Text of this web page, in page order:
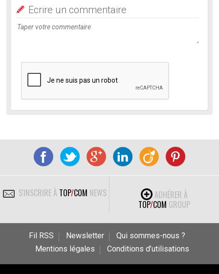
Ecrire un commentaire
S'INSCRIRE À TOP/COM NEWS
ADHÉRER À
TOP/COM GROUP
Fil RSS Newsletter
Qui sommes-nous ?
Mentions légales
Conditions d’utilisations